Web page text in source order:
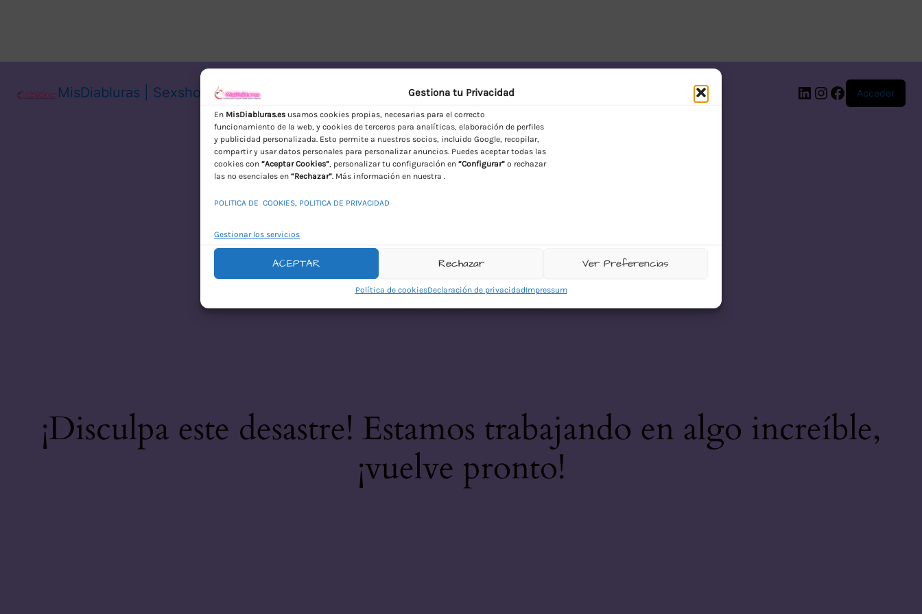
Gestiona tu Privacidad
En MisDiabluras.es usamos cookies propias, necesarias para el correcto
funcionamiento de la web, y cookies de terceros para analíticas, elaboración de perfiles
y publicidad personalizada. Esto permite a nuestros socios, incluido Google, recopilar,
compartir y usar datos personales para personalizar anuncios. Puedes aceptar todas las
cookies con “Aceptar Cookies”, personalizar tu configuración en “Configurar” o rechazar
las no esenciales en “Rechazar”. Más información en nuestra .
POLITICA DE COOKIES, POLITICA DE PRIVACIDAD
Gestionar los servicios
ACEPTAR Rechazar Ver Preferencias
Política de cookiesDeclaración de privacidadImpressum
MisDiabluras | Sexshop Online con Envío Discreto en España
LinkedIn
Instagram
Facebook
Acceder
¡Disculpa este desastre! Estamos trabajando en algo increíble,
¡vuelve pronto!